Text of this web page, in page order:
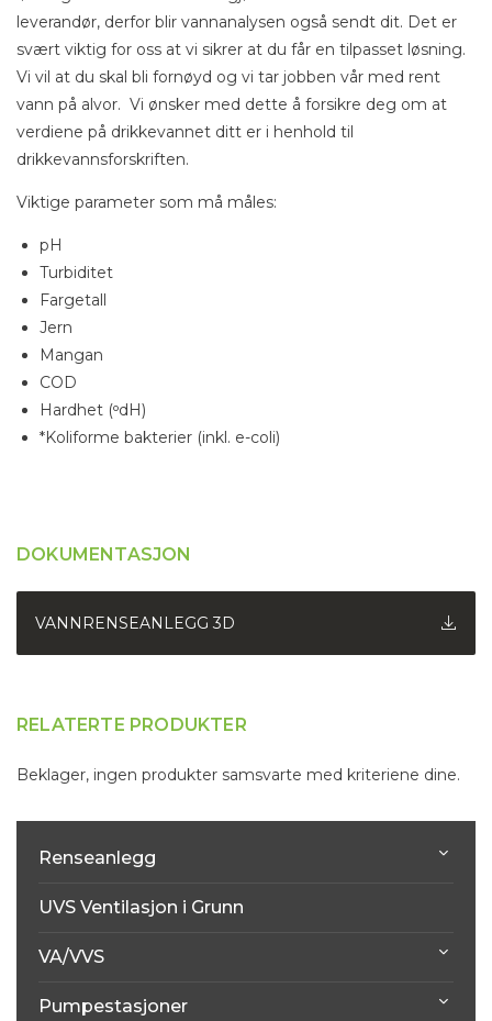
Renseanlegg
UVS Ventilasjon i Grunn
VA/VVS
Pumpestasjoner
leverandør, derfor blir vannanalysen også sendt dit. Det er
svært viktig for oss at vi sikrer at du får en tilpasset løsning.
Vi vil at du skal bli fornøyd og vi tar jobben vår med rent
vann på alvor. Vi ønsker med dette å forsikre deg om at
verdiene på drikkevannet ditt er i henhold til
drikkevannsforskriften.
Viktige parameter som må måles:
pH
Turbiditet
Fargetall
Jern
Mangan
COD
Hardhet (ᵒdH)
*Koliforme bakterier (inkl. e-coli)
DOKUMENTASJON
VANNRENSEANLEGG 3D
RELATERTE PRODUKTER
Beklager, ingen produkter samsvarte med kriteriene dine.